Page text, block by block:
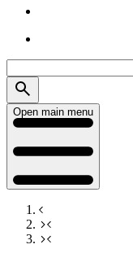
Open main menu